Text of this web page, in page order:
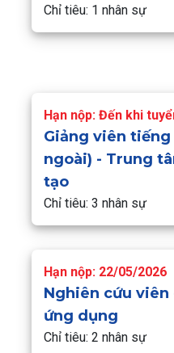
Chỉ tiêu: 1 nhân sự
Hạn nộp: Đến khi
Giảng viên
ngoài) - Trung
tạo
Chỉ tiêu: 3 nhân sự
Hạn nộp: 22/05/2026
Nghiên cứu viên
ứng dụng
Chỉ tiêu: 2 nhân sự